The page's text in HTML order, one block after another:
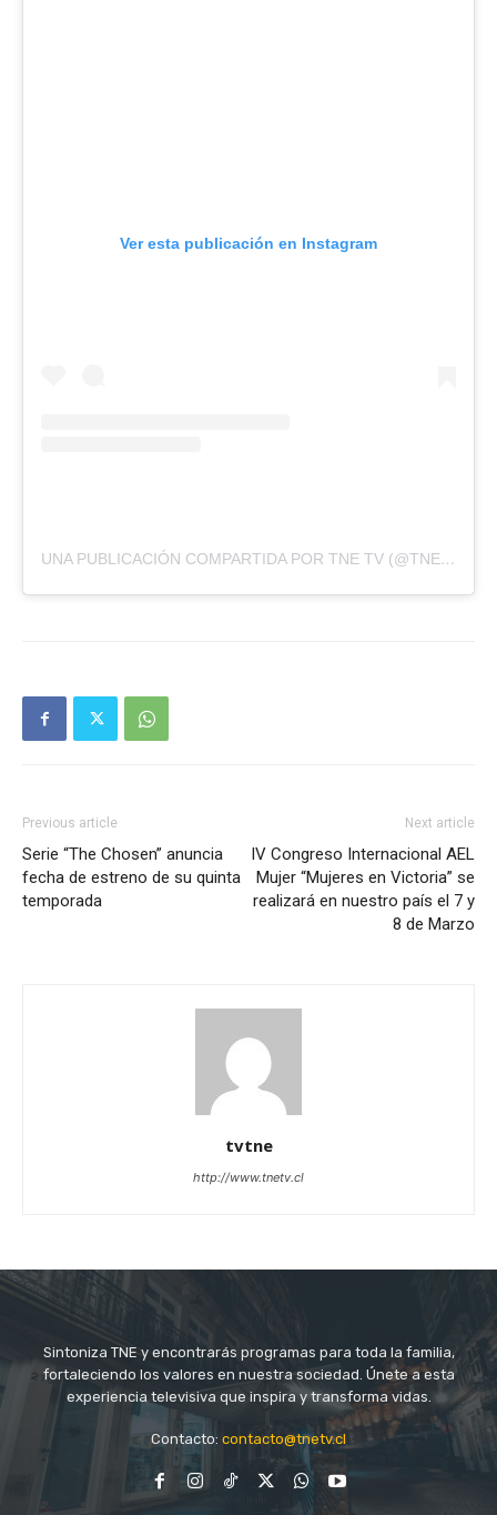
Ver esta publicación en Instagram
UNA PUBLICACIÓN COMPARTIDA POR TNE TV (@TNETV)
Previous article
Serie “The Chosen” anuncia
fecha de estreno de su quinta
temporada
Next article
IV Congreso Internacional AEL
Mujer “Mujeres en Victoria” se
realizará en nuestro país el 7 y
8 de Marzo
tvtne
http://www.tnetv.cl
Sintoniza TNE y encontrarás programas para toda la familia,
fortaleciendo los valores en nuestra sociedad. Únete a esta
experiencia televisiva que inspira y transforma vidas.
Contacto: contacto@tnetv.cl